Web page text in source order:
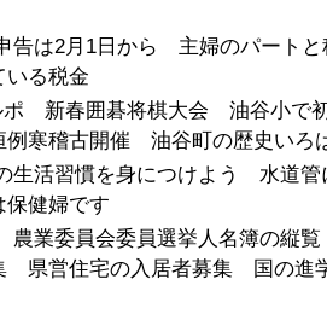
告は2月1日から 主婦のパート
いる税金
ポ 新春囲碁将棋大会 油谷小で
寒稽古開催 油谷町の歴史いろ
生活習慣を身につけよう 水道
保健婦です
業委員会委員選挙人名簿の縦
県営住宅の入居者募集 国の